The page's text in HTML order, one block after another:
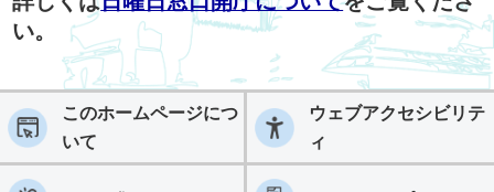
い。
このホームページにつ
いて
ウェブアクセシビリテ
ィ